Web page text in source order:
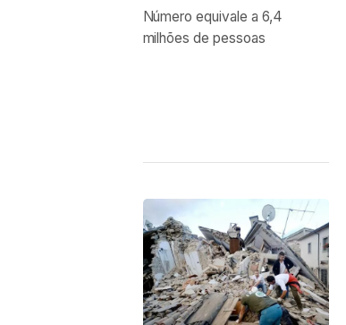
Número equivale a 6,4
milhões de pessoas